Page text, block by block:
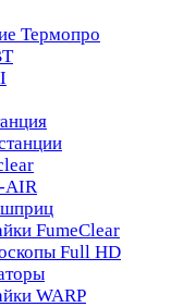
Термопро
AIR
FumeClear
Full HD
WARP